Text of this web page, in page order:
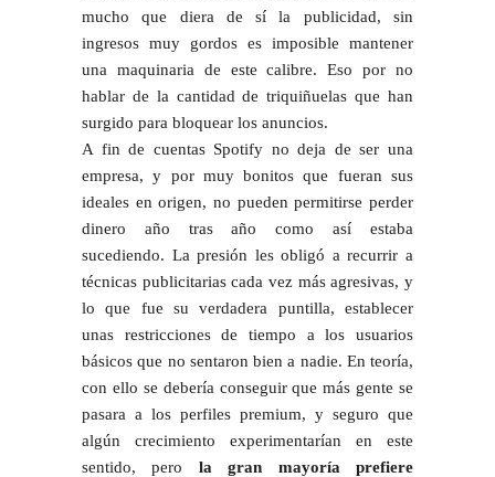
mucho que diera de sí la publicidad, sin
ingresos muy gordos es imposible mantener
una maquinaria de este calibre. Eso por no
hablar de la cantidad de triquiñuelas que han
surgido para bloquear los anuncios.
A fin de cuentas Spotify no deja de ser una
empresa, y por muy bonitos que fueran sus
ideales en origen, no pueden permitirse perder
dinero año tras año como así estaba
sucediendo. La presión les obligó a recurrir a
técnicas publicitarias cada vez más agresivas, y
lo que fue su verdadera puntilla, establecer
unas restricciones de tiempo a los usuarios
básicos que no sentaron bien a nadie. En teoría,
con ello se debería conseguir que más gente se
pasara a los perfiles premium, y seguro que
algún crecimiento experimentarían en este
sentido, pero la gran mayoría prefiere